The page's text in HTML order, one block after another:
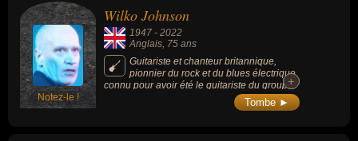
Notez-le !
Wilko Johnson
1947 - 2022
Anglais, 75 ans
Guitariste et chanteur britannique,
pionnier du rock et du blues électrique,
connu pour avoir été le guitariste du groupe
de pub rock anglais Dr. Feelgood. Son jeu
de guitare est particulièrement remarquable
+
+
Tombe ►